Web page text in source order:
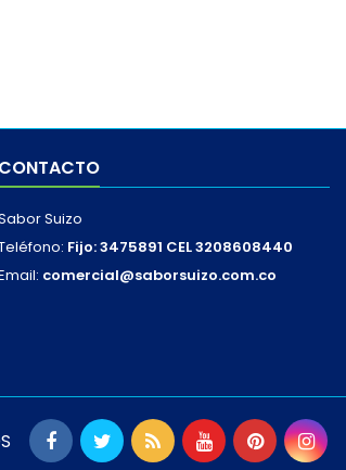
CONTACTO
Suizo
Fijo: 3475891 CEL 3208608440
comercial@saborsuizo.com.co